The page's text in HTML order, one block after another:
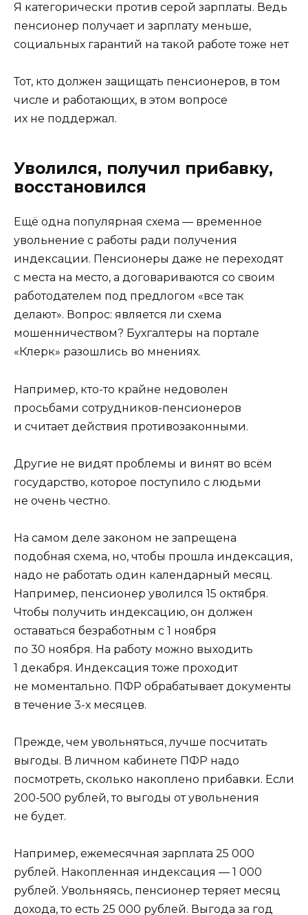
Я категорически против серой зарплаты. Ведь
пенсионер получает и зарплату меньше,
социальных гарантий на такой работе тоже нет
Тот, кто должен защищать пенсионеров, в том
числе и работающих, в этом вопросе
их не поддержал.
Уволился, получил прибавку,
восстановился
Ещё одна популярная схема — временное
увольнение с работы ради получения
индексации. Пенсионеры даже не переходят
с места на место, а договариваются со своим
работодателем под предлогом «все так
делают». Вопрос: является ли схема
мошенничеством? Бухгалтеры на портале
«Клерк» разошлись во мнениях.
Например, кто-то крайне недоволен
просьбами сотрудников-пенсионеров
и считает действия противозаконными.
Другие не видят проблемы и винят во всём
государство, которое поступило с людьми
не очень честно.
На самом деле законом не запрещена
подобная схема, но, чтобы прошла индексация,
надо не работать один календарный месяц.
Например, пенсионер уволился 15 октября.
Чтобы получить индексацию, он должен
оставаться безработным с 1 ноября
по 30 ноября. На работу можно выходить
1 декабря. Индексация тоже проходит
не моментально. ПФР обрабатывает документы
в течение 3-х месяцев.
Прежде, чем увольняться, лучше посчитать
выгоды. В личном кабинете ПФР надо
посмотреть, сколько накоплено прибавки. Если
200-500 рублей, то выгоды от увольнения
не будет.
Например, ежемесячная зарплата 25 000
рублей. Накопленная индексация — 1 000
рублей. Увольняясь, пенсионер теряет месяц
дохода, то есть 25 000 рублей. Выгода за год